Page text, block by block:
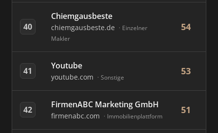
40
Chiemgausbeste
chiemgausbeste.de
Einzelner
Makler
54
41 Youtube
youtube.com Sonstige
53
42 FirmenABC Marketing GmbH
firmenabc.com Immobilienplattform
51